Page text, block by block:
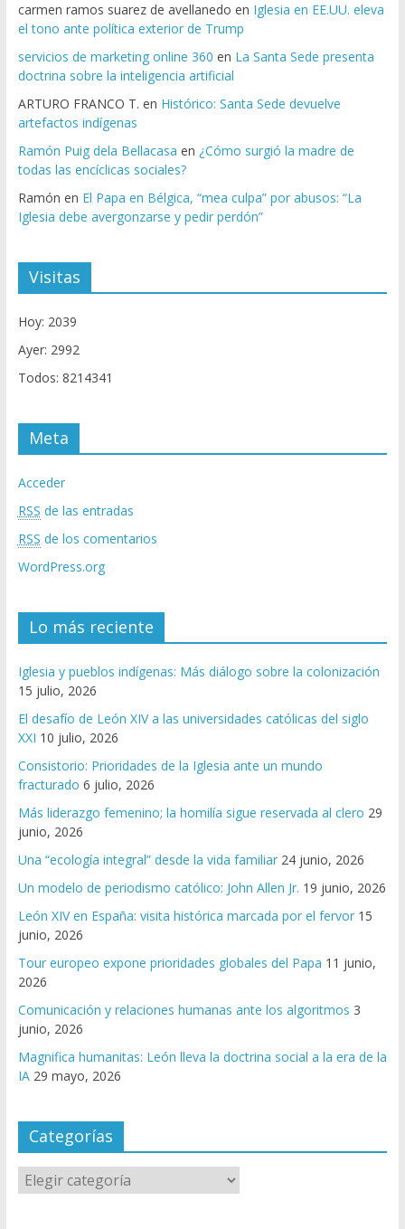
carmen ramos suarez de avellanedo en Iglesia en EE.UU. eleva
el tono ante política exterior de Trump
servicios de marketing online 360 en La Santa Sede presenta
doctrina sobre la inteligencia artificial
ARTURO FRANCO T. en Histórico: Santa Sede devuelve
artefactos indígenas
Ramón Puig dela Bellacasa en ¿Cómo surgió la madre de
todas las encíclicas sociales?
Ramón en El Papa en Bélgica, “mea culpa” por abusos: “La
Iglesia debe avergonzarse y pedir perdón”
Visitas
Hoy: 2039
Ayer: 2992
Todos: 8214341
Meta
Acceder
RSS de las entradas
RSS de los comentarios
WordPress.org
Lo más reciente
Iglesia y pueblos indígenas: Más diálogo sobre la colonización
15 julio, 2026
El desafío de León XIV a las universidades católicas del siglo
XXI 10 julio, 2026
Consistorio: Prioridades de la Iglesia ante un mundo
fracturado 6 julio, 2026
Más liderazgo femenino; la homilía sigue reservada al clero 29
junio, 2026
Una “ecología integral” desde la vida familiar 24 junio, 2026
Un modelo de periodismo católico: John Allen Jr. 19 junio, 2026
León XIV en España: visita histórica marcada por el fervor 15
junio, 2026
Tour europeo expone prioridades globales del Papa 11 junio,
2026
Comunicación y relaciones humanas ante los algoritmos 3
junio, 2026
Magnifica humanitas: León lleva la doctrina social a la era de la
IA 29 mayo, 2026
Categorías